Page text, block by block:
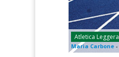
Atletica Leggera
Maria Carbone -